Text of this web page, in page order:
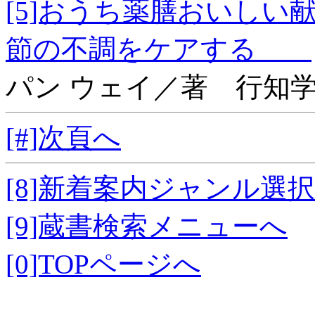
[5]おうち薬膳おいし
節の不調をケアする
パン ウェイ／著 行知
[#]次頁へ
[8]新着案内ジャンル選
[9]蔵書検索メニューへ
[0]TOPページへ